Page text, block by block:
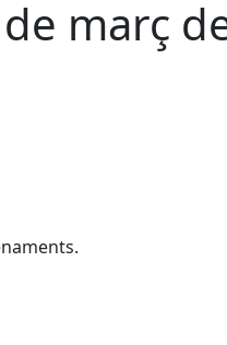
març